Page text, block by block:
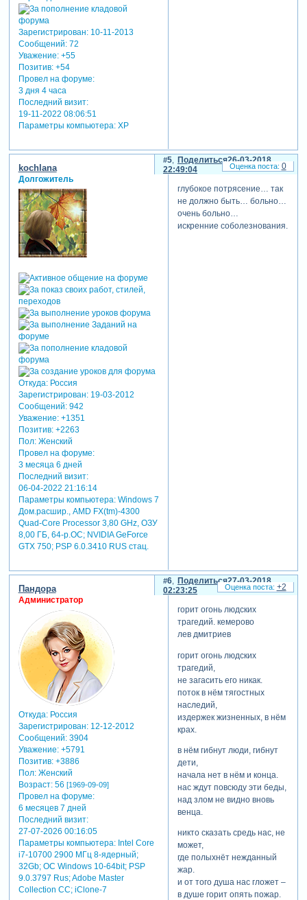
Зарегистрирован: 10-11-2013
Сообщений:72
Уважение: +55
Позитив: +54
Провел на форуме:
3 дня 4 часа
Последний визит:
19-11-2022 08:06:51
Параметры компьютера:XP
Поделиться
5
26-03-2018
22:49:04
kochlana
Долгожитель
Откуда:Россия
Зарегистрирован: 19-03-2012
Сообщений:942
Уважение: +1351
Позитив: +2263
Пол:Женский
Провел на форуме:
3 месяца 6 дней
Последний визит:
06-04-2022 21:16:14
Параметры компьютера:Windows 7
Дом.расшир., AMD FX(tm)-4300
Quad-Core Processor 3,80 GHz, ОЗУ
8,00 ГБ, 64-р.ОС; NVIDIA GeForce
GTX 750; PSP 6.0.3410 RUS стац.
глубокое потрясение… так
не должно быть… больно…
очень больно…
искренние соболезнования.
0
Поделиться
6
27-03-2018
02:23:25
Пандора
Администратор
Откуда:Россия
Зарегистрирован: 12-12-2012
Сообщений:3904
Уважение: +5791
Позитив: +3886
Пол:Женский
Возраст:56 [1969-09-09]
Провел на форуме:
6 месяцев 7 дней
Последний визит:
27-07-2026 00:16:05
Параметры компьютера:Intel Core
i7-10700 2900 МГц 8-ядерный;
32Gb; ОС Windows 10-64bit; PSP
9.0.3797 Rus; Adobe Master
Collection СС; iClone-7
горит огонь людских
трагедий. кемерово
лев дмитриев
горит огонь людских
трагедий,
не загасить его никак.
поток в нём тягостных
наследий,
издержек жизненных, в нём
крах.
в нём гибнут люди, гибнут
дети,
начала нет в нём и конца.
нас ждут повсюду эти беды,
над злом не видно вновь
венца.
никто сказать средь нас, не
может,
где полыхнёт нежданный
жар.
и от того душа нас гложет –
в душе горит опять пожар.
+2